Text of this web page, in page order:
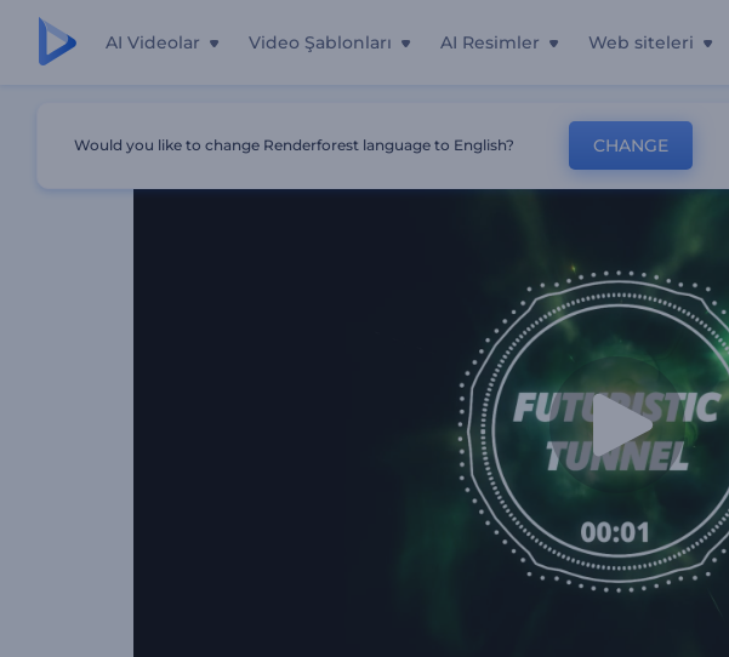
AI Videolar Video Şablonları AI Resimler Web siteleri
Would you like to change Renderforest language to English? CHANGE